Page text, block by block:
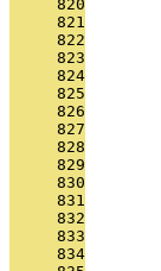
     820
     821
     822
     823
     824
     825
     826
     827
     828
     829
     830
     831
     832
     833
     834